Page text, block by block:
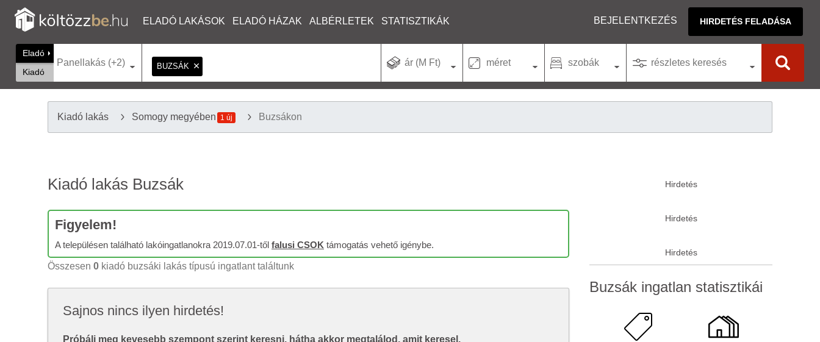
ELADÓ LAKÁSOK ELADÓ HÁZAK ALBÉRLETEK STATISZTIKÁK BEJELENTKEZÉS HIRDETÉS FELADÁSA
Eladó
Kiadó
Panellakás (+2) BUZSÁK ár (M Ft) méret szobák részletes keresés
Kiadó lakás Somogy megyében 1 új Buzsákon
Kiadó lakás Buzsák
Figyelem!
A településen található lakóingatlanokra 2019.07.01-től falusi CSOK támogatás vehető igénybe.
Összesen 0 kiadó buzsáki lakás típusú ingatlant találtunk
Sajnos nincs ilyen hirdetés!
Próbálj meg kevesebb szempont szerint keresni, hátha akkor megtalálod, amit keresel.
Buzsák ingatlan statisztikái